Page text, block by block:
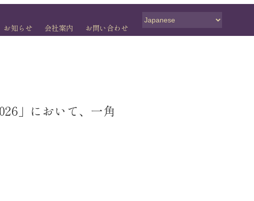
お知らせ 会社案内 お問い合わせ
」において、一角